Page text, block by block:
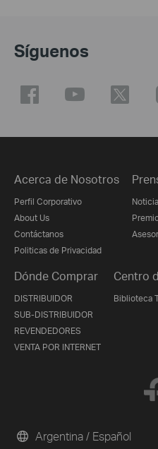
Síguenos
Acerca de Nosotros
Perfil Corporativo
About Us
Contáctanos
Politicas de Privacidad
Dónde Comprar
DISTRIBUIDOR
SUB-DISTRIBUIDOR
REVENDEDORES
VENTA POR INTERNET
Centro
Biblioteca
Argentina / Español